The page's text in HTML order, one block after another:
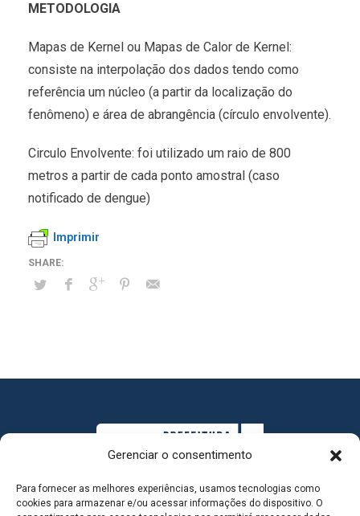
Gerenciar o consentimento
Para fornecer as melhores experiências, usamos tecnologias como
cookies para armazenar e/ou acessar informações do dispositivo. O
METODOLOGIA
Mapas de Kernel ou Mapas de Calor de Kernel:
consiste na interpolação dos dados tendo como
referência um núcleo (a partir da localização do
fenômeno) e área de abrangência (círculo envolvente).
Circulo Envolvente: foi utilizado um raio de 800
metros a partir de cada ponto amostral (caso
notificado de dengue)
Imprimir